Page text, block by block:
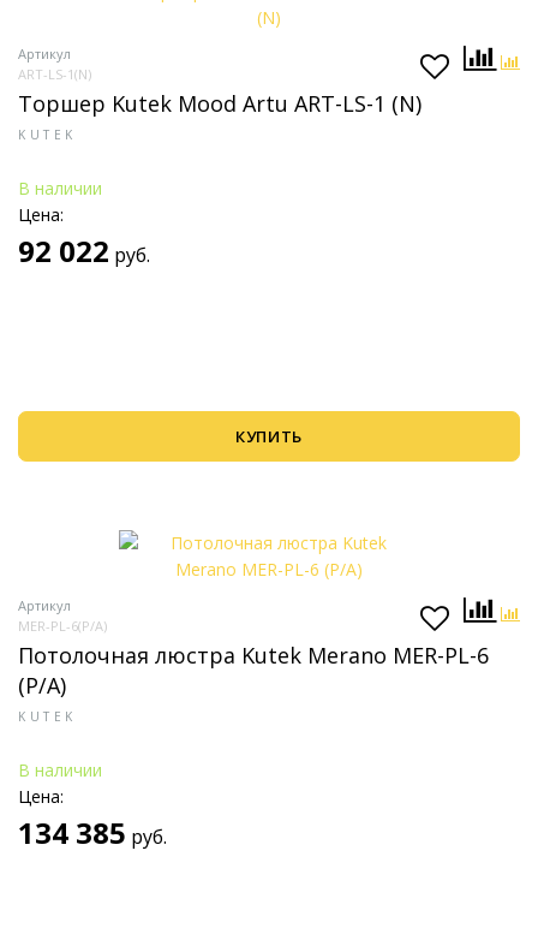
Артикул
ART-LS-1(N)
Торшер Kutek Mood Artu ART-LS-1 (N)
KUTEK
В наличии
Цена:
92 022 руб.
КУПИТЬ
Артикул
MER-PL-6(P/A)
Потолочная люстра Kutek Merano MER-PL-6
(P/A)
KUTEK
В наличии
Цена:
134 385 руб.